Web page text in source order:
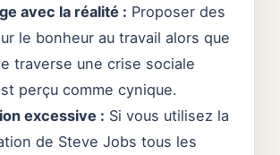
avec la réalité : Proposer des
le bonheur au travail alors que
traverse une crise sociale
perçu comme cynique.
excessive : Si vous utilisez la
de Steve Jobs tous les